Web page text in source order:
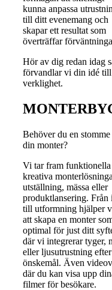
kunna anpassa
till ditt evenemang och
skapar ett resultat som
överträffar
Hör av dig redan idag
förvandlar vi din idé till
verklighet.
Behöver du en
din monter?
Vi tar fram funktionella
kreativa
utställning, mässa eller
produktlansering. Från
till utformning hjälper
att skapa en monter
optimal för just ditt
där vi integrerar tyger,
eller ljusutrustning efter
önskemål. Även
där du kan visa upp
filmer för besökare.